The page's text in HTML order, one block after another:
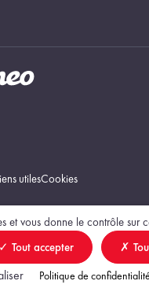
un géomètre-expert
utilesCookies
et vous donne le contrôle sur
Tout accepter
Politique de confidentialité